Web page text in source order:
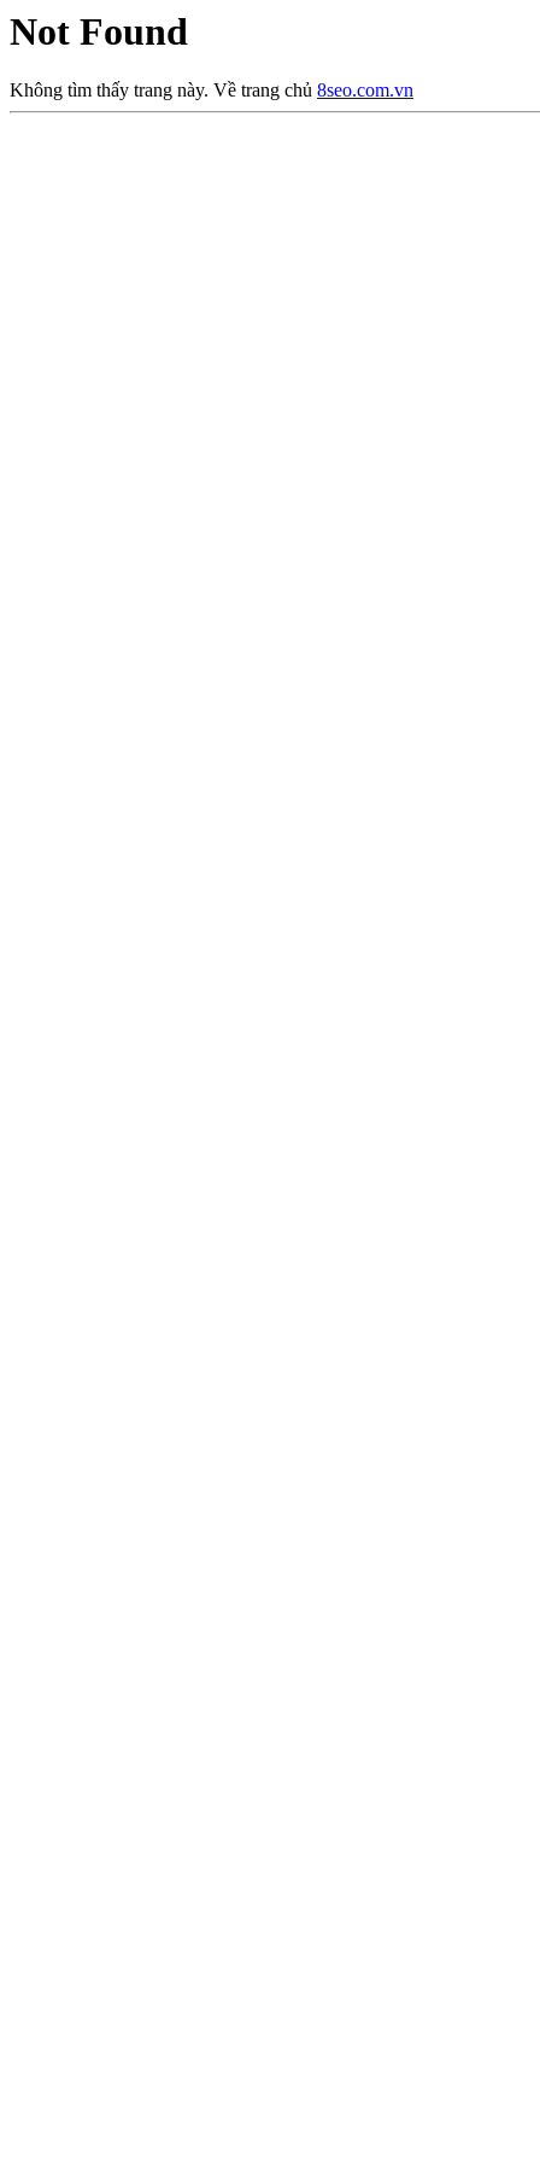
Not Found
Không tìm thấy trang này. Về trang chủ 8seo.com.vn